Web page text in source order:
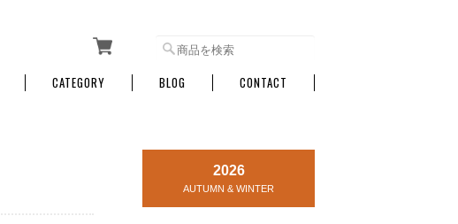
CATEGORY BLOG CONTACT
2026
AUTUMN & WINTER